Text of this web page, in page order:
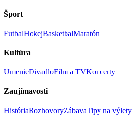
Šport
FutbalHokejBasketbalMaratón
Kultúra
UmenieDivadloFilm a TVKoncerty
Zaujímavosti
HistóriaRozhovoryZábavaTipy na výlety